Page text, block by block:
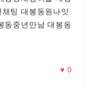
팅 대봉동원나잇
동중년만남 대봉동
♥0